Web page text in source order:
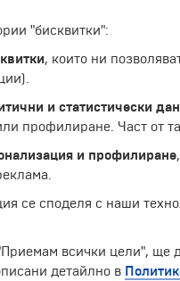
голямата
три
от всички.
майка. Четири
е дело на "любимия
да я завърши.
едва през 22
Не трябва
тези, които я отхвърлят.
"бисквитки":
, които ни
и статистически
профилиране. Част от
и профилиране
се споделя с наши
всички цели", ще
детайлно в